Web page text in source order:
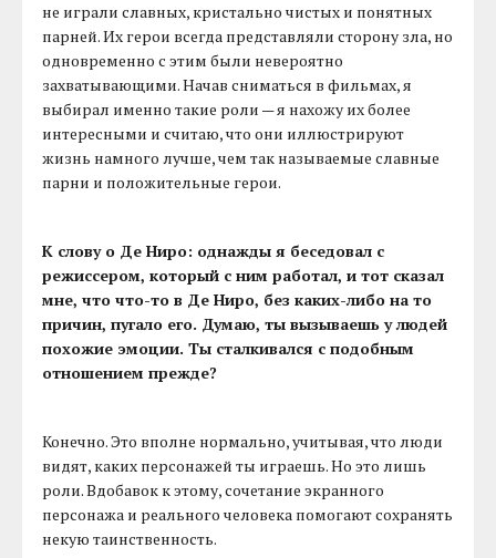
не играли славных, кристально чистых и понятных
парней. Их герои всегда представляли сторону зла, но
одновременно с этим были невероятно
захватывающими. Начав сниматься в фильмах, я
выбирал именно такие роли — я нахожу их более
интересными и считаю, что они иллюстрируют
жизнь намного лучше, чем так называемые славные
парни и положительные герои.
К слову о Де Ниро: однажды я беседовал с
режиссером, который с ним работал, и тот сказал
мне, что что-то в Де Ниро, без каких-либо на то
причин, пугало его. Думаю, ты вызываешь у людей
похожие эмоции. Ты сталкивался с подобным
отношением прежде?
Конечно. Это вполне нормально, учитывая, что люди
видят, каких персонажей ты играешь. Но это лишь
роли. Вдобавок к этому, сочетание экранного
персонажа и реального человека помогают сохранять
некую таинственность.